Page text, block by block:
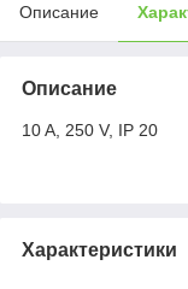
Описание
Описание
10 A, 250 V, IP 20
Характеристики